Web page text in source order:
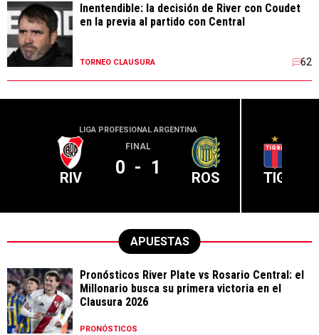
Inentendible: la decisión de River con Coudet
en la previa al partido con Central
TORNEO CLAUSURA 62
LIGA PROFESIONAL ARGENTINA
RIV
FINAL
0 - 1 ROS TIG
APUESTAS
Pronósticos River Plate vs Rosario Central: el
Millonario busca su primera victoria en el
Clausura 2026
PRONÓSTICOS